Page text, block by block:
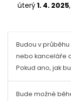
úterý1. 4. 2025
Budou v
nebo kanceláře
Pokud ano, jak
Bude možné